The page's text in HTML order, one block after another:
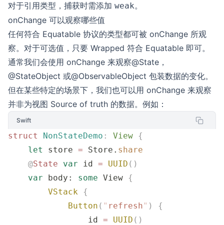
对于引用类型，捕获时需添加 weak。
onChange 可以观察哪些值
任何符合 Equatable 协议的类型都可被 onChange 所观
察。对于可选值，只要 Wrapped 符合 Equatable 即可。
通常我们会使用 onChange 来观察@State，
@StateObject 或@ObservableObject 包装数据的变化。
但在某些特定的场景下，我们也可以用 onChange 来观察
并非为视图 Source of truth 的数据。例如：
Swift
struct NonStateDemo : View {
    let
store = Store. share
    @
State var id = UUID ()
    var
body: some View {
        VStack
{
            Button
( " refresh" )
{
                id
= UUID ()